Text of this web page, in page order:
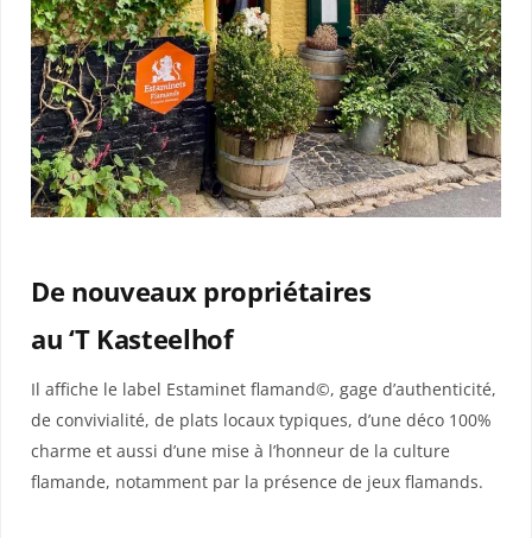
De nouveaux propriétaires
au ‘T Kasteelhof
Il affiche le label Estaminet flamand©, gage d’authenticité,
de convivialité, de plats locaux typiques, d’une déco 100%
charme et aussi d’une mise à l’honneur de la culture
flamande, notamment par la présence de jeux flamands.